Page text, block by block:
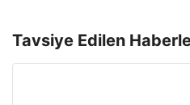
Tavsiye Edilen